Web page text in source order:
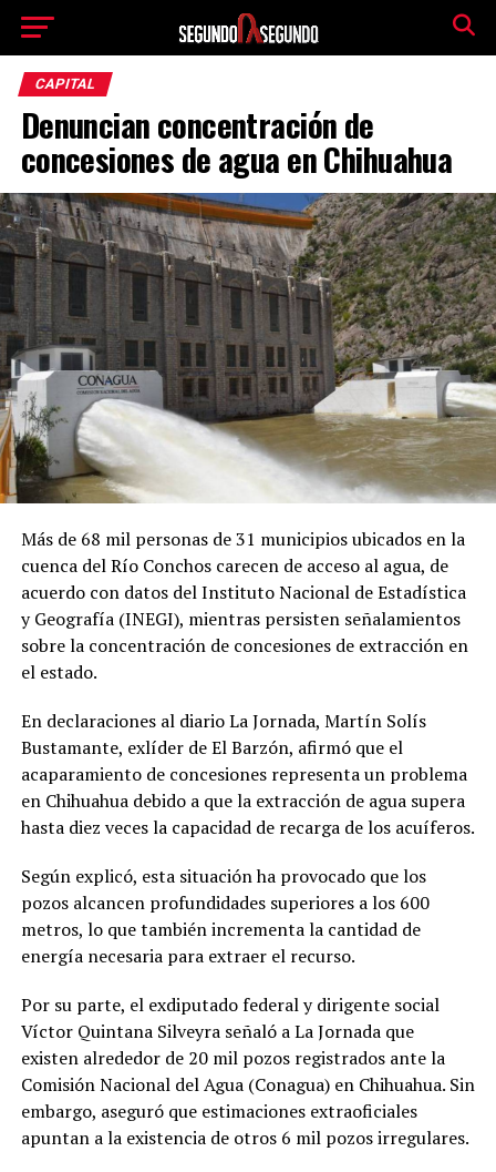
CAPITAL
Denuncian concentración de
concesiones de agua en Chihuahua
Más de 68 mil personas de 31 municipios ubicados en la
cuenca del Río Conchos carecen de acceso al agua, de
acuerdo con datos del Instituto Nacional de Estadística
y Geografía (INEGI), mientras persisten señalamientos
sobre la concentración de concesiones de extracción en
el estado.
En declaraciones al diario La Jornada, Martín Solís
Bustamante, exlíder de El Barzón, afirmó que el
acaparamiento de concesiones representa un problema
en Chihuahua debido a que la extracción de agua supera
hasta diez veces la capacidad de recarga de los acuíferos.
Según explicó, esta situación ha provocado que los
pozos alcancen profundidades superiores a los 600
metros, lo que también incrementa la cantidad de
energía necesaria para extraer el recurso.
Por su parte, el exdiputado federal y dirigente social
Víctor Quintana Silveyra señaló a La Jornada que
existen alrededor de 20 mil pozos registrados ante la
Comisión Nacional del Agua (Conagua) en Chihuahua. Sin
embargo, aseguró que estimaciones extraoficiales
apuntan a la existencia de otros 6 mil pozos irregulares.